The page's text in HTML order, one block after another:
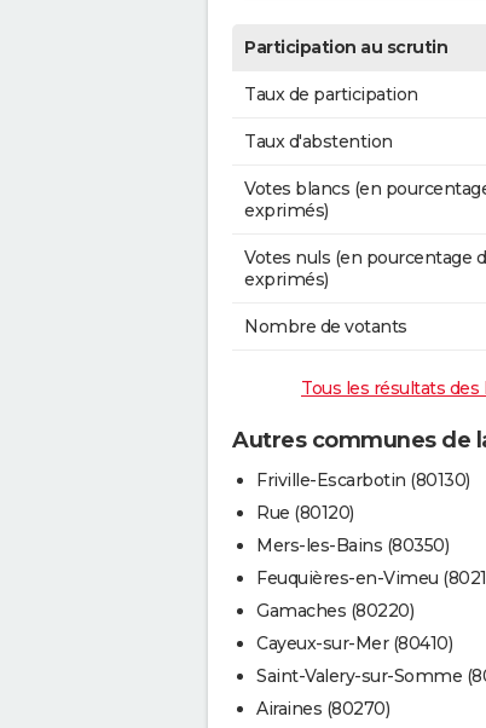
Participation au scrutin
Taux de participation
Taux d'abstention
Votes blancs (en
exprimés)
Votes nuls (en pourcentage
exprimés)
Nombre de votants
Tous les résultats
Autres communes de
Friville-Escarbotin (80130)
Rue (80120)
Mers-les-Bains (80350)
Feuquières-en-Vimeu
Gamaches (80220)
Cayeux-sur-Mer (80410)
Saint-Valery-sur-Somme
Airaines (80270)